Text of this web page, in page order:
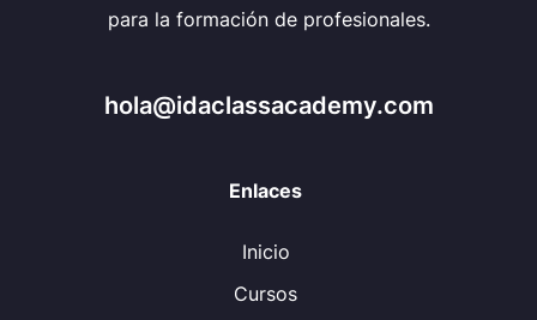
para la formación de profesionales.
hola@idaclassacademy.com
Enlaces
Inicio
Cursos